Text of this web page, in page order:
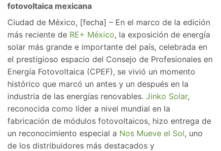
fotovoltaica mexicana
Ciudad de México, [fecha] – En el marco de la edición
más reciente de RE+ México, la exposición de energía
solar más grande e importante del país, celebrada en
el prestigioso espacio del Consejo de Profesionales en
Energía Fotovoltaica (CPEF), se vivió un momento
histórico que marcó un antes y un después en la
industria de las energías renovables. Jinko Solar,
reconocida como líder a nivel mundial en la
fabricación de módulos fotovoltaicos, hizo entrega de
un reconocimiento especial a Nos Mueve el Sol, uno
de los distribuidores más destacados y